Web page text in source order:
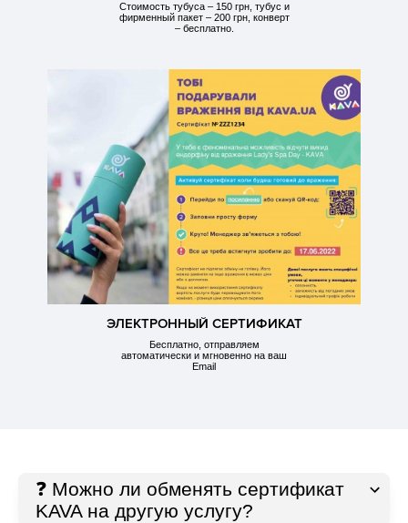
Стоимость тубуса – 150 грн, тубус и
фирменный пакет – 200 грн, конверт
– бесплатно.
ЭЛЕКТРОННЫЙ СЕРТИФИКАТ
Бесплатно, отправляем
автоматически и мгновенно на ваш
Email
❓ Можно ли обменять сертификат
KAVA на другую услугу?